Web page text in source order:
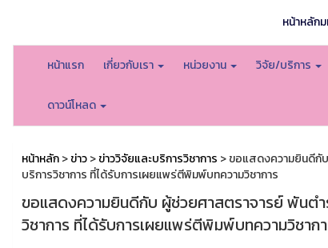
หน้าหลัก
หน้าแรก เกี่ยวกับเรา หน่วยงาน วิจัย/บริการ
ดาวน์โหลด
หน้าหลัก>ข่าว>ข่าววิจัยและบริการวิชาการ > ขอแสดงความยินดีกั
บริการวิชาการ ที่ได้รับการเผยแพร่ตีพิมพ์บทความวิชาการ
ขอแสดงความยินดีกับ ผู้ช่วยศาสตราจารย์ พันต
วิชาการ ที่ได้รับการเผยแพร่ตีพิมพ์บทความวิชาก